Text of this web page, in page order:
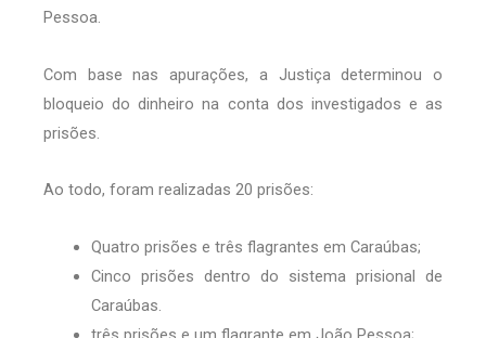
Pessoa.
Com base nas apurações, a Justiça determinou o
bloqueio do dinheiro na conta dos investigados e as
prisões.
Ao todo, foram realizadas 20 prisões:
Quatro prisões e três flagrantes em Caraúbas;
Cinco prisões dentro do sistema prisional de
Caraúbas.